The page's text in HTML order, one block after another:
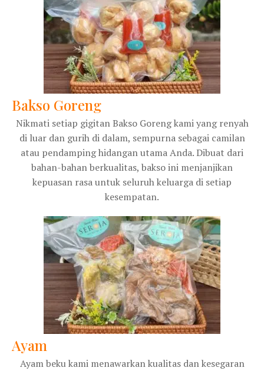
Bakso Goreng
Nikmati setiap gigitan Bakso Goreng kami yang renyah
di luar dan gurih di dalam, sempurna sebagai camilan
atau pendamping hidangan utama Anda. Dibuat dari
bahan-bahan berkualitas, bakso ini menjanjikan
kepuasan rasa untuk seluruh keluarga di setiap
kesempatan.
Ayam
Ayam beku kami menawarkan kualitas dan kesegaran